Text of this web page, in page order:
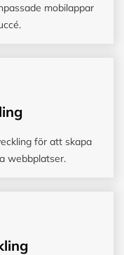
mobilappar
för att skapa
webbplatser.